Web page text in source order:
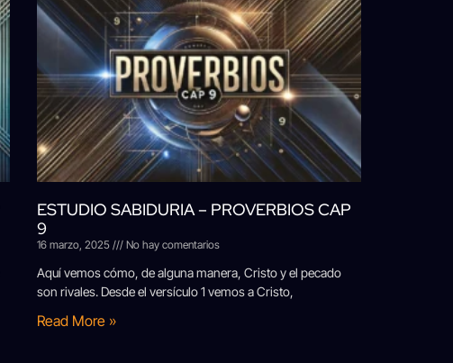
ESTUDIO SABIDURIA – PROVERBIOS CAP
9
16 marzo, 2025 No hay comentarios
Aquí vemos cómo, de alguna manera, Cristo y el pecado
son rivales. Desde el versículo 1 vemos a Cristo,
Read More »